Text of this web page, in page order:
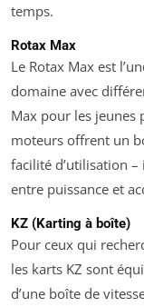
temps.
Rotax Max
Le Rotax Max est
domaine avec
Max pour les jeunes
moteurs offrent un
facilité d’utilisation
entre puissance et
KZ (Karting à boîte)
Pour ceux qui
les karts KZ sont
d’une boîte de